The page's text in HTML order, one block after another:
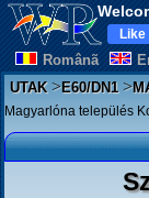
Românã
Like
UTAK>E60/DN1>
Magyarlóna település